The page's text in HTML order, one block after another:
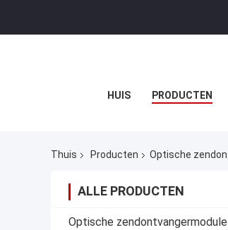
HUIS PRODUCTEN
Thuis Producten Optische
ALLE PRODUCTEN
Optische zendontvangermodule